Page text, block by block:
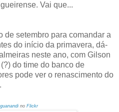
Vai que...
de setembro para comandar a
do início da primavera, dá-
neste ano, com Gilson
do time do banco de
pode ver o renascimento do
no Flickr